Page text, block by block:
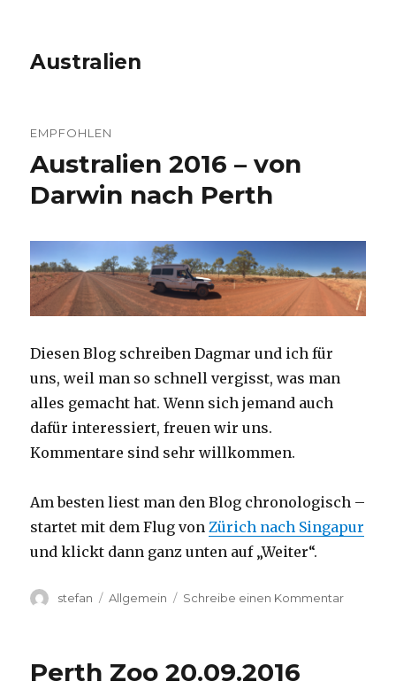
Australien
EMPFOHLEN
Australien 2016 – von
Darwin nach Perth
Diesen Blog schreiben Dagmar und ich für
uns, weil man so schnell vergisst, was man
alles gemacht hat. Wenn sich jemand auch
dafür interessiert, freuen wir uns.
Kommentare sind sehr willkommen.
Am besten liest man den Blog chronologisch –
startet mit dem Flug vonZürich nach Singapur
und klickt dann ganz unten auf „Weiter“.
Autor
stefan Kategorien
Allgemein Schreibe einen Kommentarzu
Perth Zoo 20.09.2016